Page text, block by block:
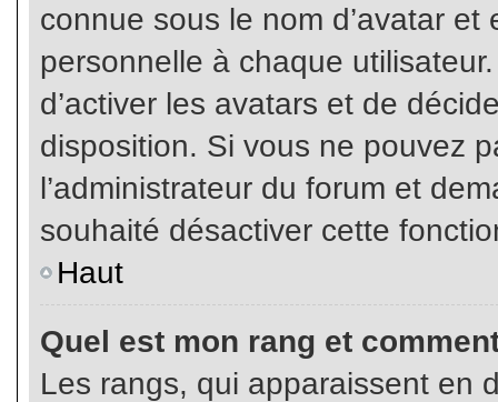
connue sous le nom d’avatar
personnelle à chaque
d’activer les avatars et de
disposition. Si vous ne pouvez
l’administrateur du forum et
souhaité désactiver cette
Haut
Quel est mon rang et
Les rangs, qui apparaissent en